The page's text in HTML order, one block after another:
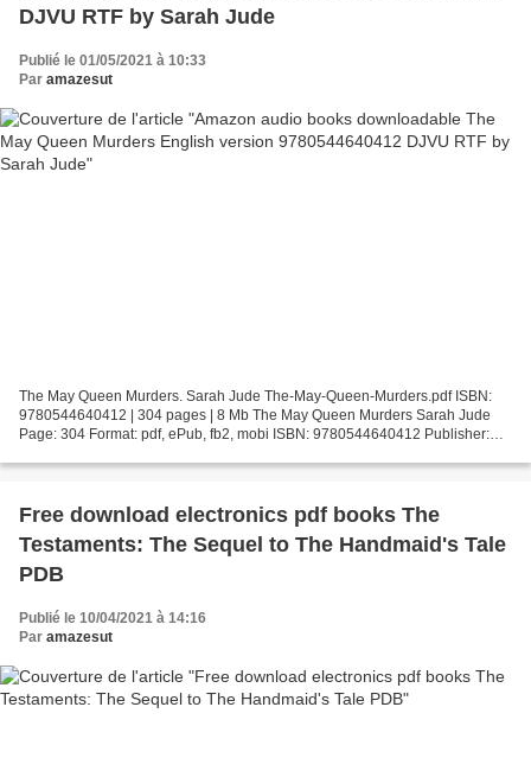
DJVU RTF by Sarah Jude
Publié le 01/05/2021 à 10:33
Par amazesut
The May Queen Murders. Sarah Jude The-May-Queen-Murders.pdf ISBN:
9780544640412 | 304 pages | 8 Mb The May Queen Murders Sarah Jude
Page: 304 Format: pdf, ePub, fb2, mobi ISBN: 9780544640412 Publisher:
Free download electronics pdf books The
Testaments: The Sequel to The Handmaid's Tale
PDB
Publié le 10/04/2021 à 14:16
Par amazesut